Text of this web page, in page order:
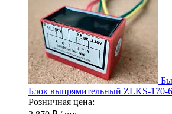
Блок выпрямительный ZLKS-170-6
Розничная цена: